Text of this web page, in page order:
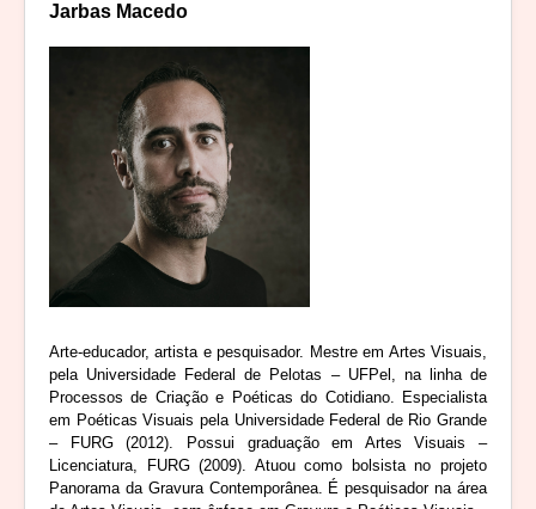
Jarbas Macedo
Arte-educador, artista e pesquisador. Mestre em Artes Visuais,
pela Universidade Federal de Pelotas – UFPel, na linha de
Processos de Criação e Poéticas do Cotidiano. Especialista
em Poéticas Visuais pela Universidade Federal de Rio Grande
– FURG (2012). Possui graduação em Artes Visuais –
Licenciatura, FURG (2009). Atuou como bolsista no projeto
Panorama da Gravura Contemporânea. É pesquisador na área